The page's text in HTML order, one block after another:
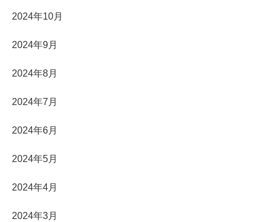
2024年10月
2024年9月
2024年8月
2024年7月
2024年6月
2024年5月
2024年4月
2024年3月